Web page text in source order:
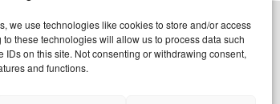
we use technologies like cookies to store and/or access
these technologies will allow us to process data such
on this site. Not consenting or withdrawing consent,
and functions.